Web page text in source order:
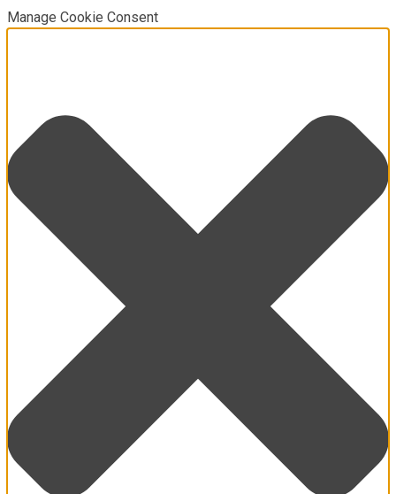
Manage Cookie Consent